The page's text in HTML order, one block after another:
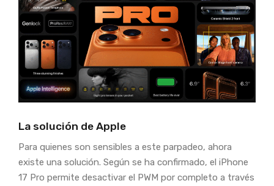
La solución de Apple
Para quienes son sensibles a este parpadeo, ahora
existe una solución. Según se ha confirmado, el iPhone
17 Pro permite desactivar el PWM por completo a través